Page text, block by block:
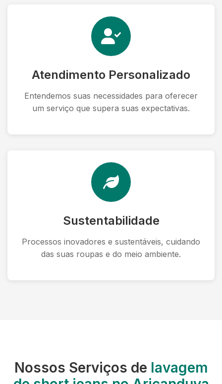
Atendimento Personalizado
Entendemos suas necessidades para oferecer
um serviço que supera suas expectativas.
Sustentabilidade
Processos inovadores e sustentáveis, cuidando
das suas roupas e do meio ambiente.
Nossos Serviços de lavagem